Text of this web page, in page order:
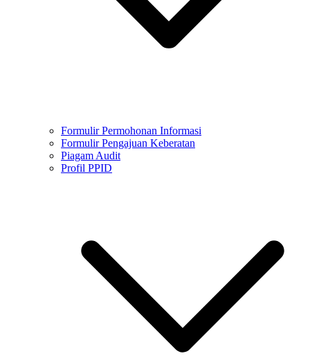
Formulir Permohonan Informasi
Formulir Pengajuan Keberatan
Piagam Audit
Profil PPID